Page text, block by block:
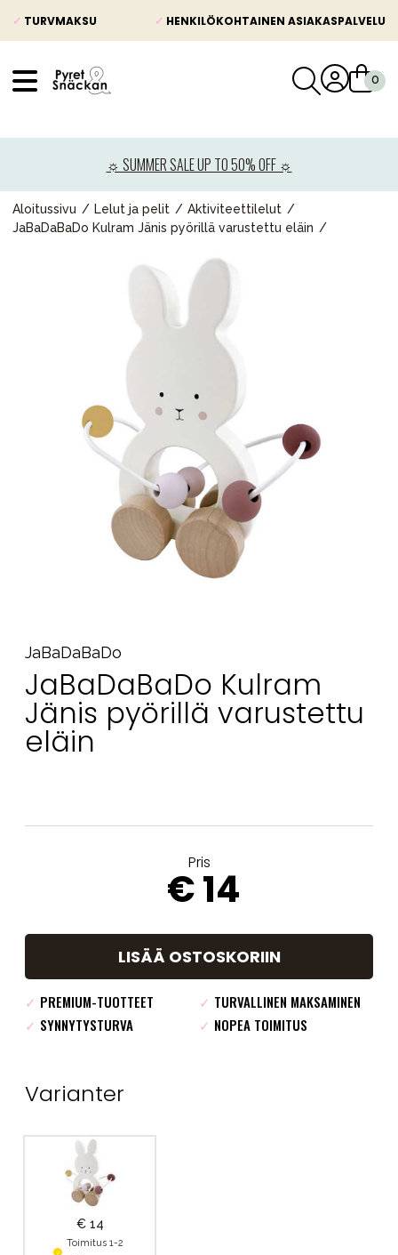
✓ TURVMAKSU ✓ HENKILÖKOHTAINEN ASIAKASPALVELU
☼ SUMMER SALE UP TO 50% OFF ☼
Aloitussivu Lelut ja pelit
Aktiviteettilelut
JaBaDaBaDo Kulram Jänis pyörillä varustettu eläin
JaBaDaBaDo
JaBaDaBaDo Kulram
Jänis pyörillä varustettu
eläin
Pris
€ 14
LISÄÄ OSTOSKORIIN
✓ PREMIUM-TUOTTEET ✓ TURVALLINEN MAKSAMINEN
✓ SYNNYTYSTURVA ✓ NOPEA TOIMITUS
Varianter
€ 14
Toimitus 1-2
Lastenvaunut
Lasten turvaistuimet
Lapsi & vauva
Lelut ja pelit
Äiti & Isä
Huonekalut & vuodevaatteet
Tarvikkeet
Varaosat
Kampanjat
Lahjavinkkejä
Suosikit
Tavaramerkit
Aurinko ja uinti
Ota meihin yhteyttä osoitteessa